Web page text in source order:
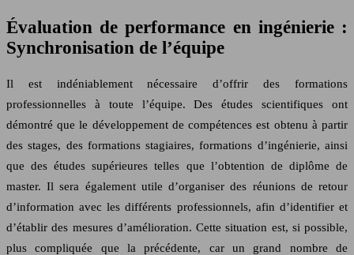
Évaluation de performance en ingénierie :
Synchronisation de l’équipe
Il est indéniablement nécessaire d’offrir des formations
professionnelles à toute l’équipe. Des études scientifiques ont
démontré que le développement de compétences est obtenu à partir
des stages, des formations stagiaires, formations d’ingénierie, ainsi
que des études supérieures telles que l’obtention de diplôme de
master. Il sera également utile d’organiser des réunions de retour
d’information avec les différents professionnels, afin d’identifier et
d’établir des mesures d’amélioration. Cette situation est, si possible,
plus compliquée que la précédente, car un grand nombre de